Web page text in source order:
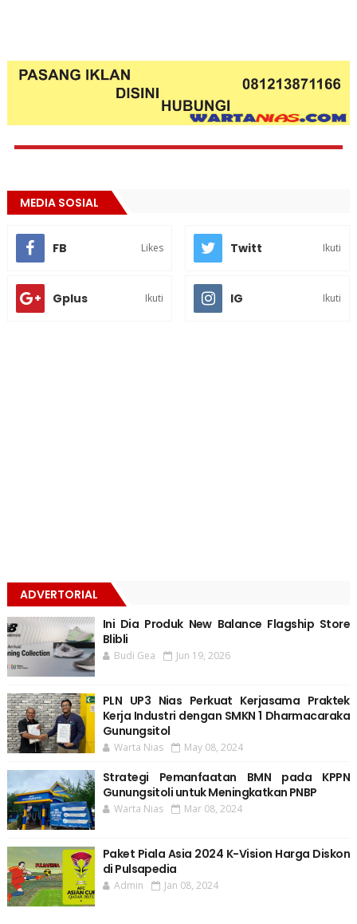
MEDIA SOSIAL
FB Likes Twitt Ikuti
Gplus Ikuti IG Ikuti
ADVERTORIAL
Ini Dia Produk New Balance Flagship Store
Blibli
Budi Gea Jun 19, 2026
PLN UP3 Nias Perkuat Kerjasama Praktek
Kerja Industri dengan SMKN 1 Dharmacaraka
Gunungsitol
Warta Nias May 08, 2024
Strategi Pemanfaatan BMN pada KPPN
Gunungsitoli untuk Meningkatkan PNBP
Warta Nias Mar 08, 2024
Paket Piala Asia 2024 K-Vision Harga Diskon
di Pulsapedia
Admin Jan 08, 2024